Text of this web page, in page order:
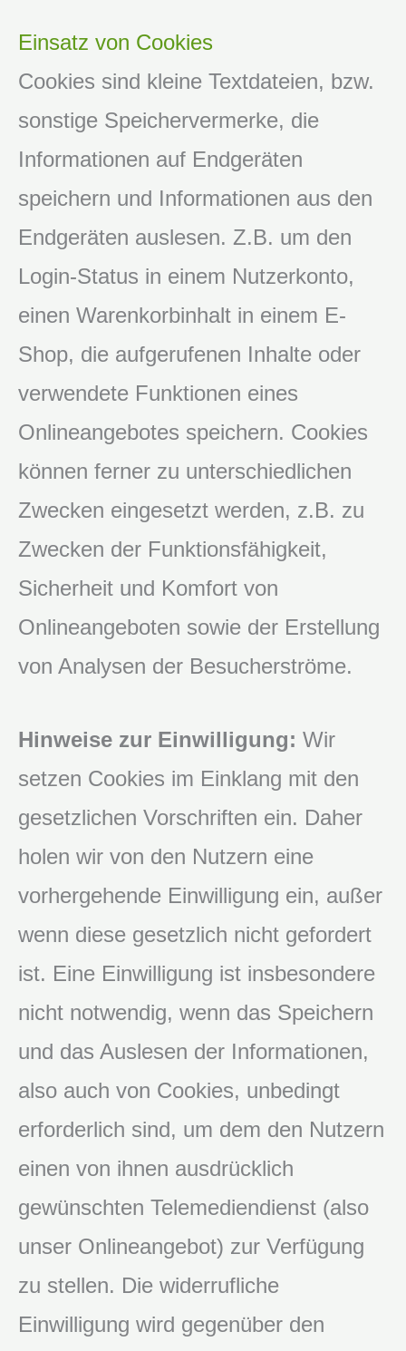
Einsatz von Cookies
Cookies sind kleine Textdateien, bzw.
sonstige Speichervermerke, die
Informationen auf Endgeräten
speichern und Informationen aus den
Endgeräten auslesen. Z.B. um den
Login-Status in einem Nutzerkonto,
einen Warenkorbinhalt in einem E-
Shop, die aufgerufenen Inhalte oder
verwendete Funktionen eines
Onlineangebotes speichern. Cookies
können ferner zu unterschiedlichen
Zwecken eingesetzt werden, z.B. zu
Zwecken der Funktionsfähigkeit,
Sicherheit und Komfort von
Onlineangeboten sowie der Erstellung
von Analysen der Besucherströme.
Hinweise zur Einwilligung: Wir
setzen Cookies im Einklang mit den
gesetzlichen Vorschriften ein. Daher
holen wir von den Nutzern eine
vorhergehende Einwilligung ein, außer
wenn diese gesetzlich nicht gefordert
ist. Eine Einwilligung ist insbesondere
nicht notwendig, wenn das Speichern
und das Auslesen der Informationen,
also auch von Cookies, unbedingt
erforderlich sind, um dem den Nutzern
einen von ihnen ausdrücklich
gewünschten Telemediendienst (also
unser Onlineangebot) zur Verfügung
zu stellen. Die widerrufliche
Einwilligung wird gegenüber den